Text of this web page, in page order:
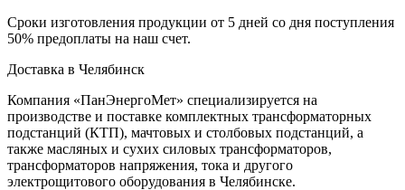
Сроки изготовления продукции от 5 дней со дня поступления
50% предоплаты на наш счет.
Доставка в Челябинск
Компания «ПанЭнергоМет» специализируется на
производстве и поставке комплектных трансформаторных
подстанций (КТП), мачтовых и столбовых подстанций, а
также масляных и сухих силовых трансформаторов,
трансформаторов напряжения, тока и другого
электрощитового оборудования в Челябинске.